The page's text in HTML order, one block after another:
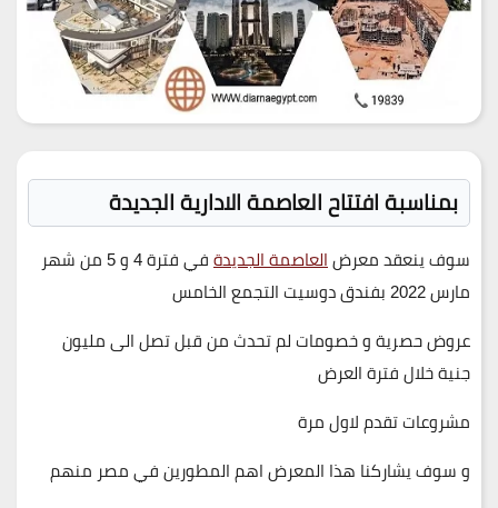
بمناسبة افتتاح العاصمة الادارية الجديدة
سوف ينعقد معرضالعاصمة الجديدة
في فترة 4 و 5 من شهر
مارس 2022 بفندق دوسيت التجمع الخامس
عروض حصرية و خصومات لم تحدث من قبل تصل الى مليون
جنية خلال فترة العرض
مشروعات تقدم لاول مرة
و سوف يشاركنا هذا المعرض اهم المطورين في مصر منهم